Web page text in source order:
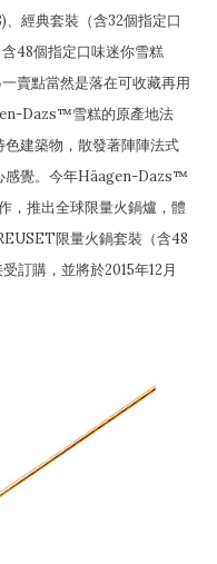
、經典套裝（含32個指定口
48個指定口味迷你雪糕
賣點當然是落在可收藏再用
Dazs™雪糕的原產地法
建築物，散發著陣陣法式
感覺。今年Häagen-Dazs™
，推出全球限量火鍋爐，體
限量火鍋套裝（含48
訂購，並將於2015年12月